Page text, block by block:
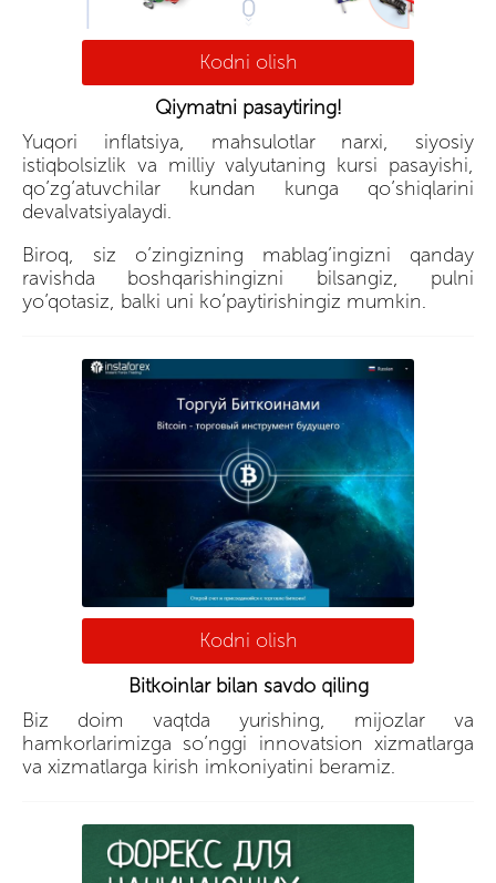
Kodni olish
Qiymatni pasaytiring!
Yuqori inflatsiya, mahsulotlar narxi, siyosiy
istiqbolsizlik va milliy valyutaning kursi pasayishi,
qo’zg’atuvchilar kundan kunga qo’shiqlarini
devalvatsiyalaydi.
Biroq, siz o’zingizning mablag’ingizni qanday
ravishda boshqarishingizni bilsangiz, pulni
yo’qotasiz, balki uni ko’paytirishingiz mumkin.
Kodni olish
Bitkoinlar bilan savdo qiling
Biz doim vaqtda yurishing, mijozlar va
hamkorlarimizga so’nggi innovatsion xizmatlarga
va xizmatlarga kirish imkoniyatini beramiz.